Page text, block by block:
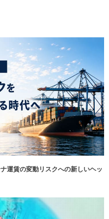
運賃の変動リスクへの新しいヘッ